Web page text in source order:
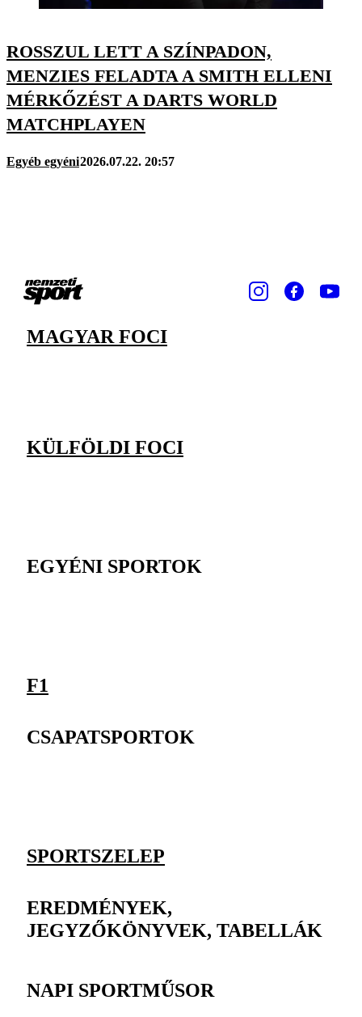
ROSSZUL LETT A SZÍNPADON,
MENZIES FELADTA A SMITH ELLENI
MÉRKŐZÉST A DARTS WORLD
MATCHPLAYEN
Egyéb egyéni2026.07.22. 20:57
MAGYAR FOCI
KÜLFÖLDI FOCI
EGYÉNI SPORTOK
F1
CSAPATSPORTOK
SPORTSZELEP
EREDMÉNYEK,
JEGYZŐKÖNYVEK, TABELLÁK
NAPI SPORTMŰSOR